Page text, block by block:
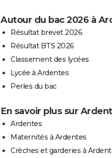
Autour du bac 2026 à
Résultat brevet 2026
Résultat BTS 2026
Classement des lycées
Lycée à Ardentes
Perles du bac
En savoir plus sur
Ardentes
Maternités à Ardentes
Crèches et garderies à